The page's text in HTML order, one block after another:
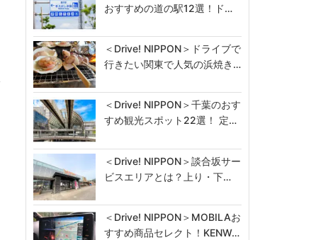
おすすめの道の駅12選！ド…
＜Drive! NIPPON＞ドライブで
行きたい関東で人気の浜焼き…
＜Drive! NIPPON＞千葉のおす
すめ観光スポット22選！ 定…
＜Drive! NIPPON＞談合坂サー
ビスエリアとは？上り・下…
＜Drive! NIPPON＞MOBILAお
すすめ商品セレクト！KENW…